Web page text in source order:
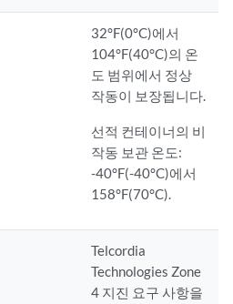
32°F(0°C)에서
104°F(40°C)의 온
도 범위에서 정상
작동이 보장됩니다.
선적 컨테이너의 비
작동 보관 온도:
-40°F(-40°C)에서
158°F(70°C).
Telcordia
Technologies Zone
4 지진 요구 사항을